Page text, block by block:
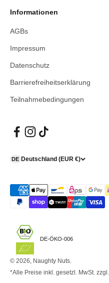
Informationen
AGBs
Impressum
Datenschutz
Barrierefreiheitserklärung
Teilnahmebedingungen
DE Deutschland (EUR €)
DE-ÖKO-006
© 2026, Naughty Nuts.
*Alle Preise inkl. gesetzl. MwSt. zzgl.